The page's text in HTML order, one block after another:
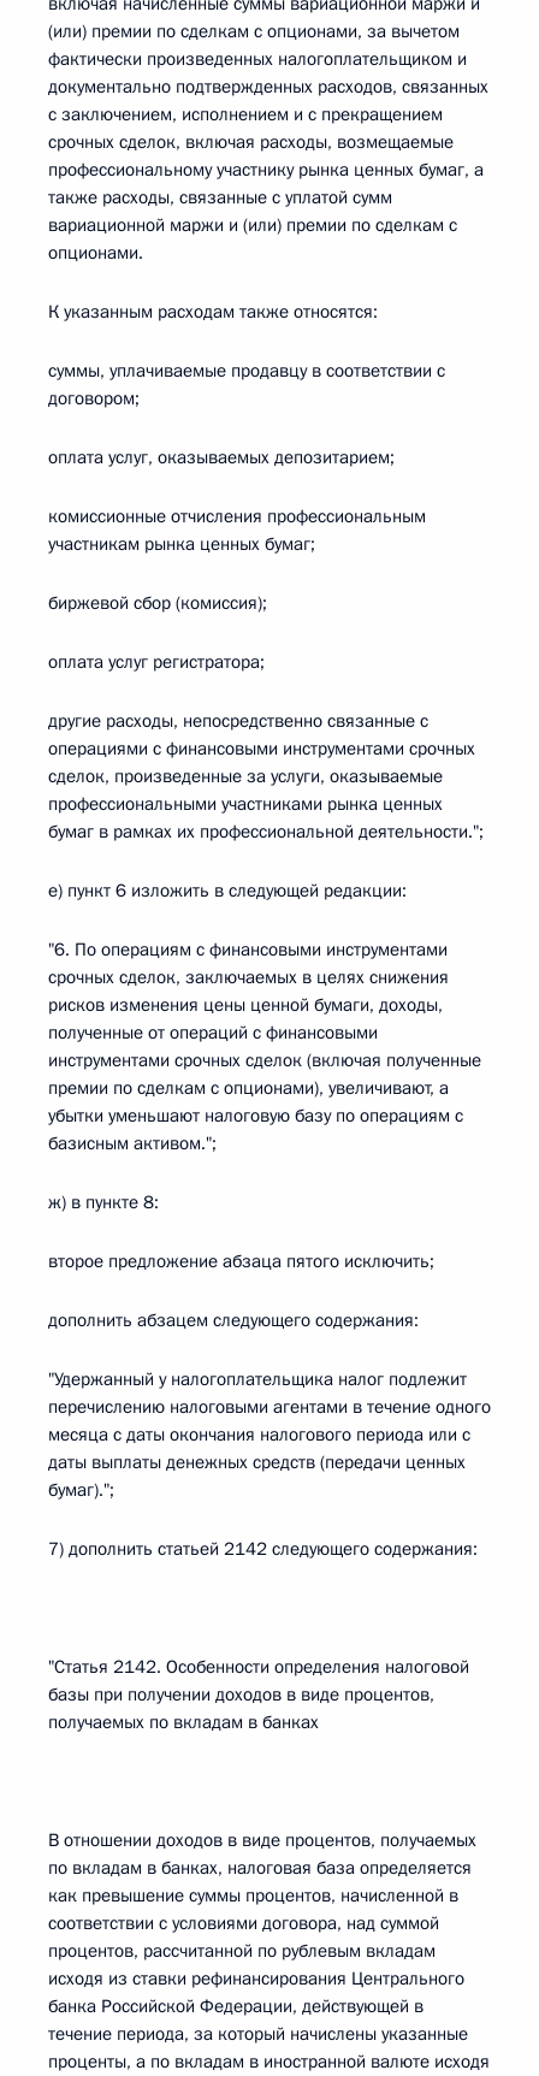
(или) премии по сделкам с опционами, за вычетом
фактически произведенных налогоплательщиком и
документально подтвержденных расходов, связанных
с заключением, исполнением и с прекращением
срочных сделок, включая расходы, возмещаемые
профессиональному участнику рынка ценных бумаг, а
также расходы, связанные с уплатой сумм
вариационной маржи и (или) премии по сделкам с
опционами.
К указанным расходам также относятся:
суммы, уплачиваемые продавцу в соответствии с
договором;
оплата услуг, оказываемых депозитарием;
комиссионные отчисления профессиональным
участникам рынка ценных бумаг;
биржевой сбор (комиссия);
оплата услуг регистратора;
другие расходы, непосредственно связанные с
операциями с финансовыми инструментами срочных
сделок, произведенные за услуги, оказываемые
профессиональными участниками рынка ценных
бумаг в рамках их профессиональной деятельности.";
е) пункт 6 изложить в следующей редакции:
"6. По операциям с финансовыми инструментами
срочных сделок, заключаемых в целях снижения
рисков изменения цены ценной бумаги, доходы,
полученные от операций с финансовыми
инструментами срочных сделок (включая полученные
премии по сделкам с опционами), увеличивают, а
убытки уменьшают налоговую базу по операциям с
базисным активом.";
ж) в пункте 8:
второе предложение абзаца пятого исключить;
дополнить абзацем следующего содержания:
"Удержанный у налогоплательщика налог подлежит
перечислению налоговыми агентами в течение одного
месяца с даты окончания налогового периода или с
даты выплаты денежных средств (передачи ценных
бумаг).";
7) дополнить статьей 2142 следующего содержания:
"Статья 2142. Особенности определения налоговой
базы при получении доходов в виде процентов,
получаемых по вкладам в банках
В отношении доходов в виде процентов, получаемых
по вкладам в банках, налоговая база определяется
как превышение суммы процентов, начисленной в
соответствии с условиями договора, над суммой
процентов, рассчитанной по рублевым вкладам
исходя из ставки рефинансирования Центрального
банка Российской Федерации, действующей в
течение периода, за который начислены указанные
проценты, а по вкладам в иностранной валюте исходя